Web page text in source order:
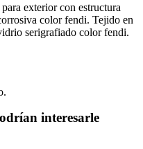
exterior con estructura
color fendi. Tejido en
serigrafiado color fendi.
interesarle